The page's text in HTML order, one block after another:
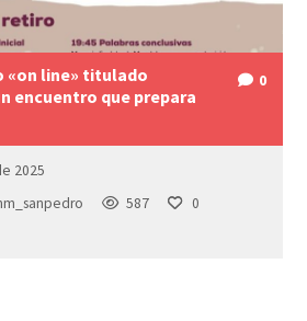
«on line» titulado
encuentro que prepara
0
2025
587
0